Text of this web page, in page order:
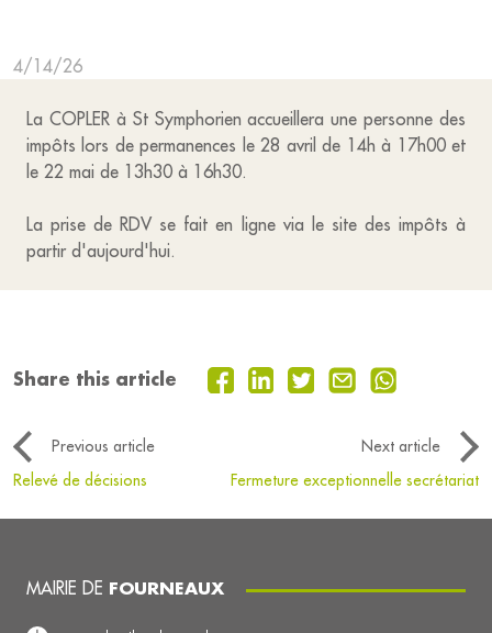
4/14/26
La COPLER à St Symphorien accueillera une personne des
impôts lors de permanences le 28 avril de 14h à 17h00 et
le 22 mai de 13h30 à 16h30.
La prise de RDV se fait en ligne via le site des impôts à
partir d'aujourd'hui.
Share this article
Previous article
Next article
Relevé de décisions
Fermeture exceptionnelle secrétariat
MAIRIE DE FOURNEAUX